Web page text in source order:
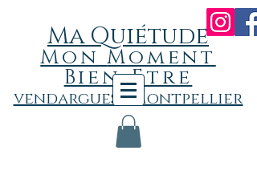
Ma Quiétude
MonMoment
Bien-Etre
vendargues - Montpellier